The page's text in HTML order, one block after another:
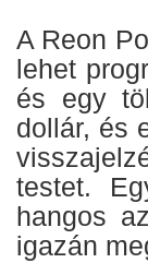
A Reon
lehet
és egy
dollár, és
testet.
hangos
igazán